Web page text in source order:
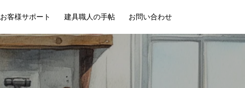
お客様サポート 建具職人の手帖 お問い合わせ